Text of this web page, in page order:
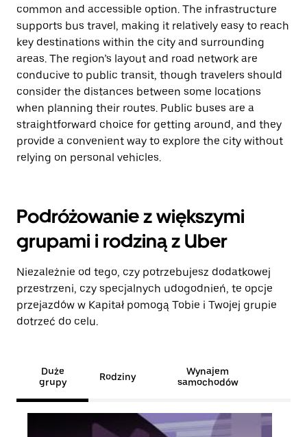
common and accessible option. The infrastructure
supports bus travel, making it relatively easy to reach
key destinations within the city and surrounding
areas. The region’s layout and road network are
conducive to public transit, though travelers should
consider the distances between some locations
when planning their routes. Public buses are a
straightforward choice for getting around, and they
provide a convenient way to explore the city without
relying on personal vehicles.
Podróżowanie z większymi
grupami i rodziną z Uber
Niezależnie od tego, czy potrzebujesz dodatkowej
przestrzeni, czy specjalnych udogodnień, te opcje
przejazdów w Kapitał pomogą Tobie i Twojej grupie
dotrzeć do celu.
Duże
grupy
Rodziny
Wynajem
samochodów